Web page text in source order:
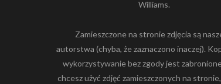
Williams.
Zamieszczone na stronie zdjęcia są
autorstwa (chyba, że zaznaczono inaczej).
wykorzystywanie bez zgody jest
chcesz użyć zdjęć zamieszczonych na